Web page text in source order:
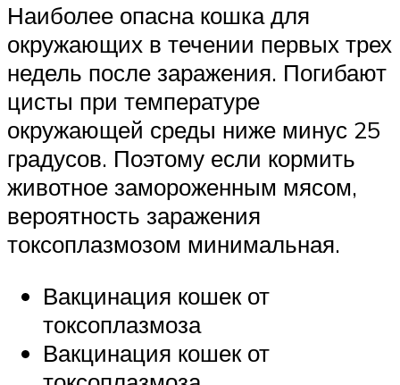
Наиболее опасна кошка для
окружающих в течении первых трех
недель после заражения. Погибают
цисты при температуре
окружающей среды ниже минус 25
градусов. Поэтому если кормить
животное замороженным мясом,
вероятность заражения
токсоплазмозом минимальная.
Вакцинация кошек от
токсоплазмоза
Вакцинация кошек от